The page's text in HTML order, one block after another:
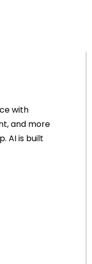
with
and more
AI is built